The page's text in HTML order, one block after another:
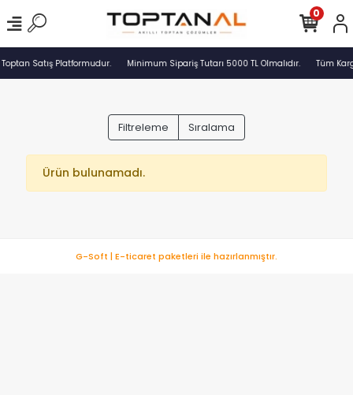
Satış Platformudur. Minimum Sipariş Tutarı 5000 TL Olmalıdır. Tüm
0
Filtreleme Sıralama
Ürün bulunamadı.
G-Soft | E-ticaret paketleri ile hazırlanmıştır.